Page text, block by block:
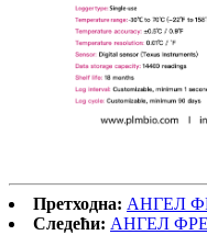
Претходна: АНГЕЛ
Следећи: АНГЕЛ